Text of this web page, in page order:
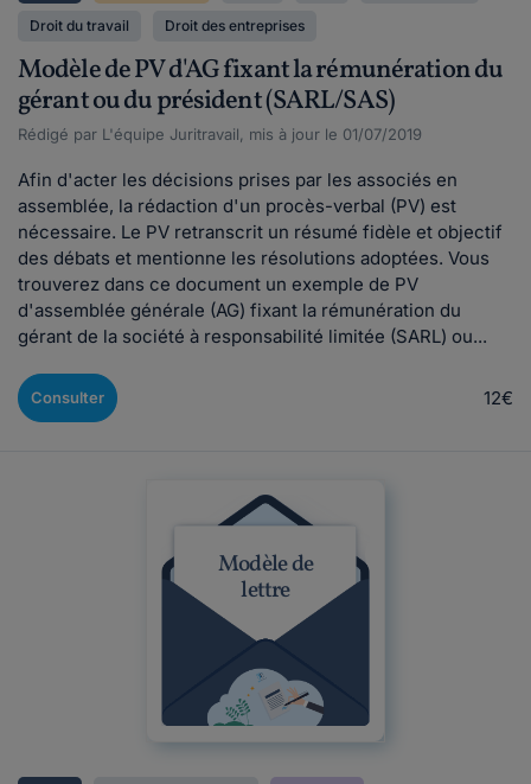
Droit du travail Droit des entreprises
Modèle de PV d'AG fixant la rémunération du
gérant ou du président (SARL/SAS)
Rédigé par L'équipe Juritravail, mis à jour le 01/07/2019
Afin d'acter les décisions prises par les associés en
assemblée, la rédaction d'un procès-verbal (PV) est
nécessaire. Le PV retranscrit un résumé fidèle et objectif
des débats et mentionne les résolutions adoptées. Vous
trouverez dans ce document un exemple de PV
d'assemblée générale (AG) fixant la rémunération du
gérant de la société à responsabilité limitée (SARL) ou...
Consulter 12€
Modèle de
lettre